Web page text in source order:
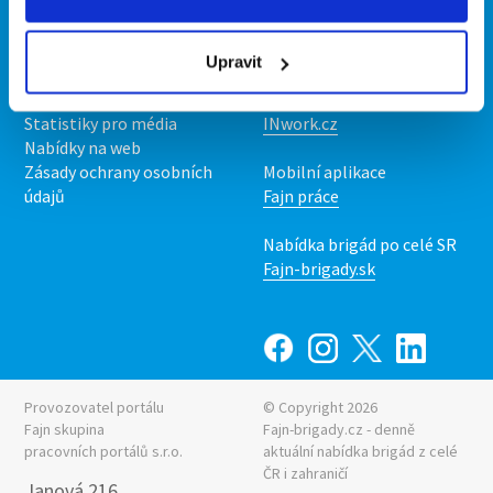
Upravit
Kontakt
Upravit předvolby cookies
Statistiky pro média
Nabídky na web
Zásady ochrany osobních
údajů
Mobilní aplikace
Nabídka práce z celé ČR
INwork.cz
Mobilní aplikace
Fajn práce
Nabídka brigád po celé SR
Fajn-brigady.sk
Provozovatel portálu
Fajn skupina
pracovních portálů s.r.o.
© Copyright 2026
Fajn-brigady.cz - denně
aktuální nabídka brigád z celé
ČR i zahraničí